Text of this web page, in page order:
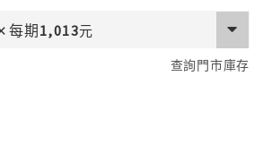
每期1,013元
查詢門市庫存